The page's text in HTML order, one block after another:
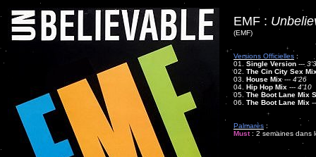
EMF :
(EMF)
Versions Officielles :
01. Single Version ---
02. The Cin City Sex
03.House Mix--- 4'26
04. Hip Hop Mix --- 4'10
05.The Boot Lane Mix
06. The Boot Lane Mix
Palmarès :
Must: 2 semaines dans